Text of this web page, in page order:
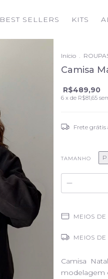
BEST SELLERS KITS
Início .
Camisa
R$489,90
6 x de R$81,65
Frete grátis
TAMANHO P
MEIOS
MEIOS
Camisa
modelagem